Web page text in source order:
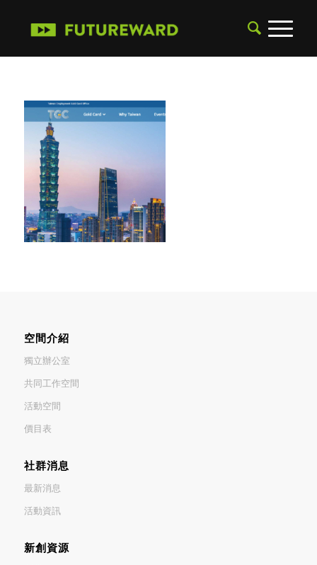
空間介紹
獨立辦公室
共同工作空間
活動空間
價目表
社群消息
最新消息
活動資訊
新創資源